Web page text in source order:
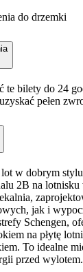
do drzemki
te bilety do 24
pełen
w dobrym
2B na lotnisku
jak i
Schengen,
na płytę
To idealne
przed wylotem.